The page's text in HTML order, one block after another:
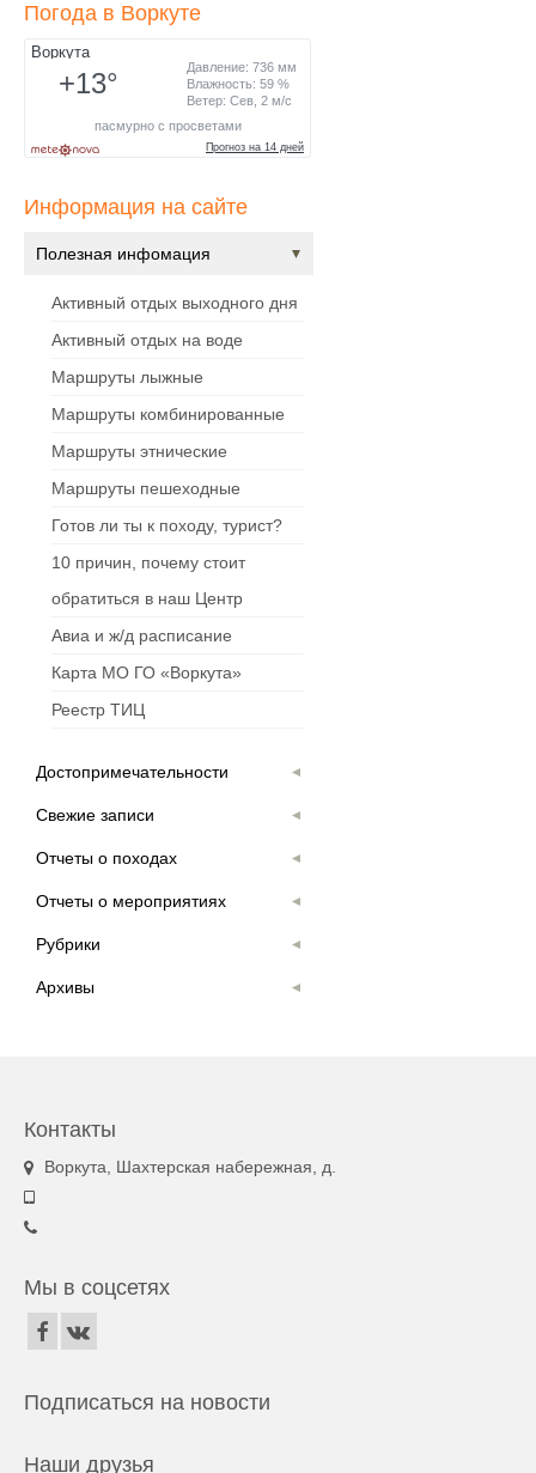
Погода в Воркуте
Информация на сайте
Полезная инфомация
Активный отдых выходного дня
Активный отдых на воде
Маршруты лыжные
Маршруты комбинированные
Маршруты этнические
Маршруты пешеходные
Готов ли ты к походу, турист?
10 причин, почему стоит
обратиться в наш Центр
Авиа и ж/д расписание
Карта МО ГО «Воркута»
Реестр ТИЦ
Достопримечательности
Свежие записи
Отчеты о походах
Отчеты о мероприятиях
Рубрики
Архивы
Контакты
Воркута, Шахтерская набережная, д.
Мы в соцсетях
Подписаться на новости
Наши друзья